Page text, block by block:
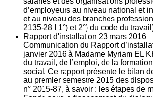
d’employeurs au niveau national et
et au niveau des branches
2135‐28 I 1°) et 2°) du code du
Rapport d'installation 23 mars 2016
Communication du Rapport
janvier 2016 à Madame Myriam EL
du travail, de l’emploi, de la
social. Ce rapport présente le bilan
au premier semestre 2015 des
n° 2015-87, à savoir : les étapes de